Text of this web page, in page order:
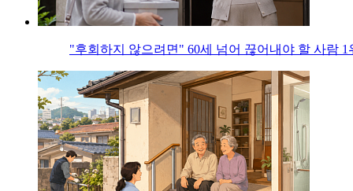
"후회하지 않으려면" 60세 넘어 끊어내야 할 사람 1